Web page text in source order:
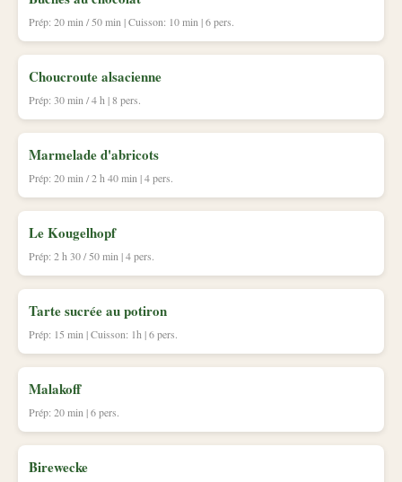
Prép: 20 min / 50 min | Cuisson: 10 min | 6 pers.
Choucroute alsacienne
Prép: 30 min / 4 h | 8 pers.
Marmelade d'abricots
Prép: 20 min / 2 h 40 min | 4 pers.
Le Kougelhopf
Prép: 2 h 30 / 50 min | 4 pers.
Tarte sucrée au potiron
Prép: 15 min | Cuisson: 1h | 6 pers.
Malakoff
Prép: 20 min | 6 pers.
Birewecke